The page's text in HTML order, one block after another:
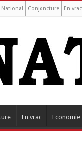
National Conjoncture En vrac
En vrac Economie